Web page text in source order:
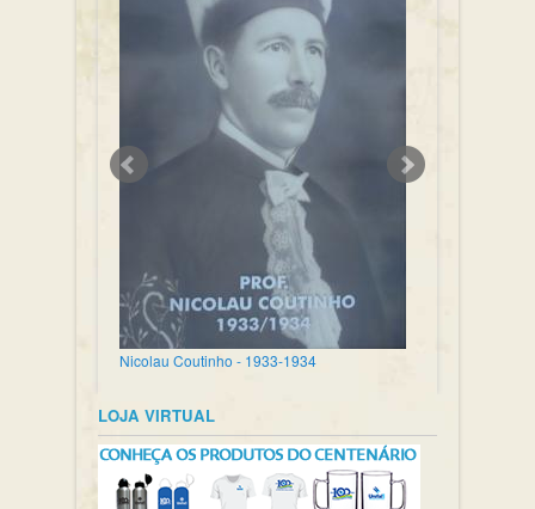
Nicolau Coutinho - 1933-1934
LOJA VIRTUAL